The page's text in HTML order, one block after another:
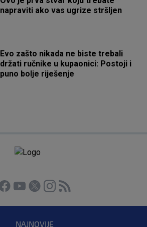
napraviti ako vas ugrize stršljen
Evo zašto nikada ne biste trebali
držati ručnike u kupaonici: Postoji i
puno bolje riješenje
NAJNOVIJE